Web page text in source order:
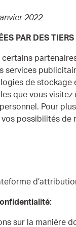
2022
PAR DES TIERS
certains
services
de
que vous
Pour
possibilités de
sur la manière